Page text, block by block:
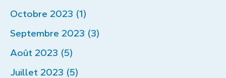
Octobre 2023 (1)
Septembre 2023 (3)
Août 2023 (5)
Juillet 2023 (5)